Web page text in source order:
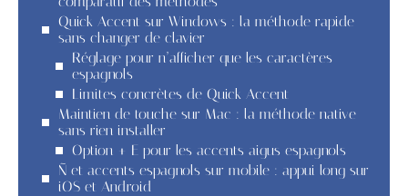
Quick Accent sur Windows : la méthode rapide
sans changer de clavier
Réglage pour n’afficher que les caractères
espagnols
Limites concrètes de Quick Accent
Maintien de touche sur Mac : la méthode native
sans rien installer
Option + E pour les accents aigus espagnols
Ñ et accents espagnols sur mobile : appui long sur
iOS et Android